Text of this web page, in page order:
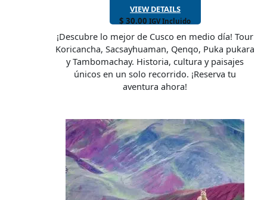
VIEW DETAILS
$ 30.00 IGV Incluido
¡Descubre lo mejor de Cusco en medio día! Tour
Koricancha, Sacsayhuaman, Qenqo, Puka pukara
y Tambomachay. Historia, cultura y paisajes
únicos en un solo recorrido. ¡Reserva tu
aventura ahora!